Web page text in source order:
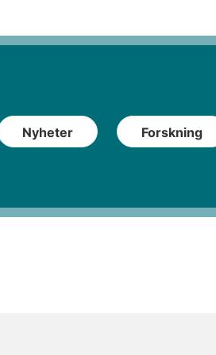
Nyheter Forskning